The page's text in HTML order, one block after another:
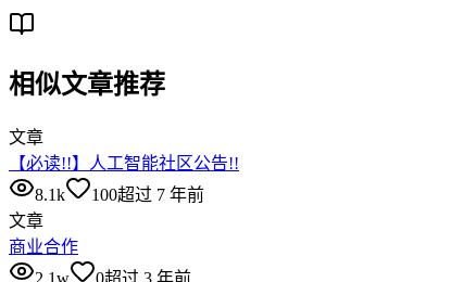
相似文章推荐
文章
【必读!!】人工智能社区公告!!
8.1k
100超过 7 年前
文章
商业合作
2.1w
0超过 3 年前